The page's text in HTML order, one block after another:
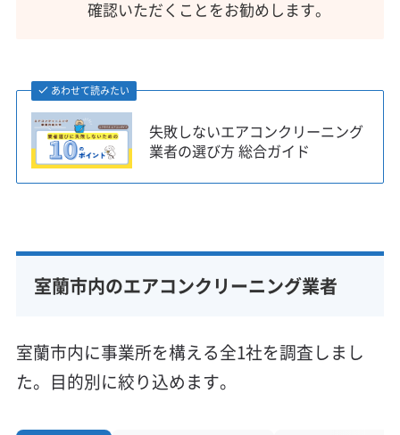
確認いただくことをお勧めします。
あわせて読みたい
失敗しないエアコンクリーニング
業者の選び方 総合ガイド
室蘭市内のエアコンクリーニング業者
室蘭市内に事業所を構える全1社を調査しまし
た。目的別に絞り込めます。